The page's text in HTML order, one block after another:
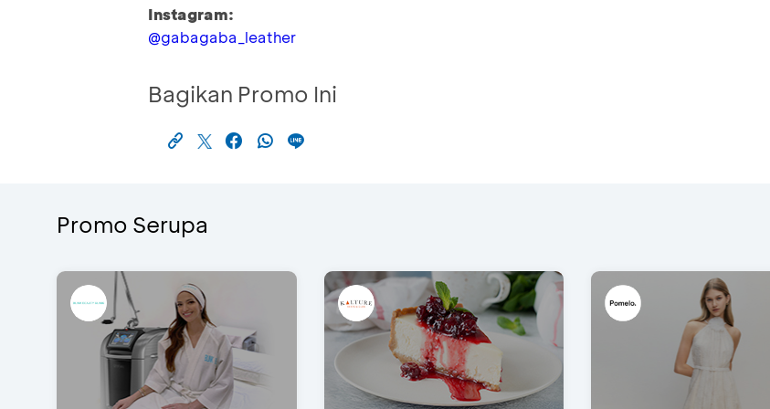
Instagram:
@gabagaba_leather
Bagikan Promo Ini
Promo Serupa